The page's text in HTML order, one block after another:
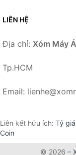
LIÊN HỆ
Địa chỉ: Xóm Máy
Tp.HCM
Email:
Liên kết hữu ích: Tỷ giá
Coin
© 2026 –